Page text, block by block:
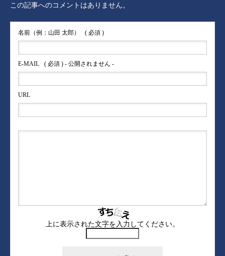
この記事へのコメントはありません。
名前（例：山田 太郎） ( 必須 )
E-MAIL ( 必須 ) - 公開されません -
URL
上に表示された文字を入力してください。